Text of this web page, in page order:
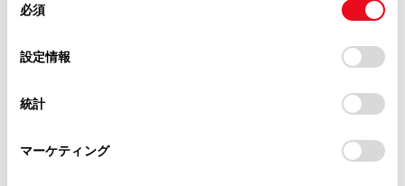
デバイスにすべてのCookie(クッキー)が保存されることに同
意したことになります。Cookie(クッキー)のオプトアウト、
設定の変更、同意を撤回したりするにあたっては、当社の
「Cookie（クッキー）情報の取り扱いについて
」をご覧くだ
必須
設定情報
統計
マーケティング
必須 ご希望の連絡方法
Eメール